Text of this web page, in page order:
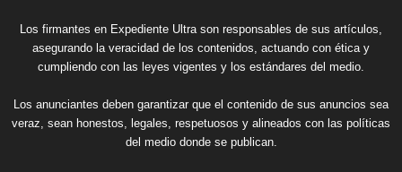
Los firmantes en Expediente Ultra son responsables de sus artículos,
asegurando la veracidad de los contenidos, actuando con ética y
cumpliendo con las leyes vigentes y los estándares del medio.
Los anunciantes deben garantizar que el contenido de sus anuncios sea
veraz, sean honestos, legales, respetuosos y alineados con las políticas
del medio donde se publican.